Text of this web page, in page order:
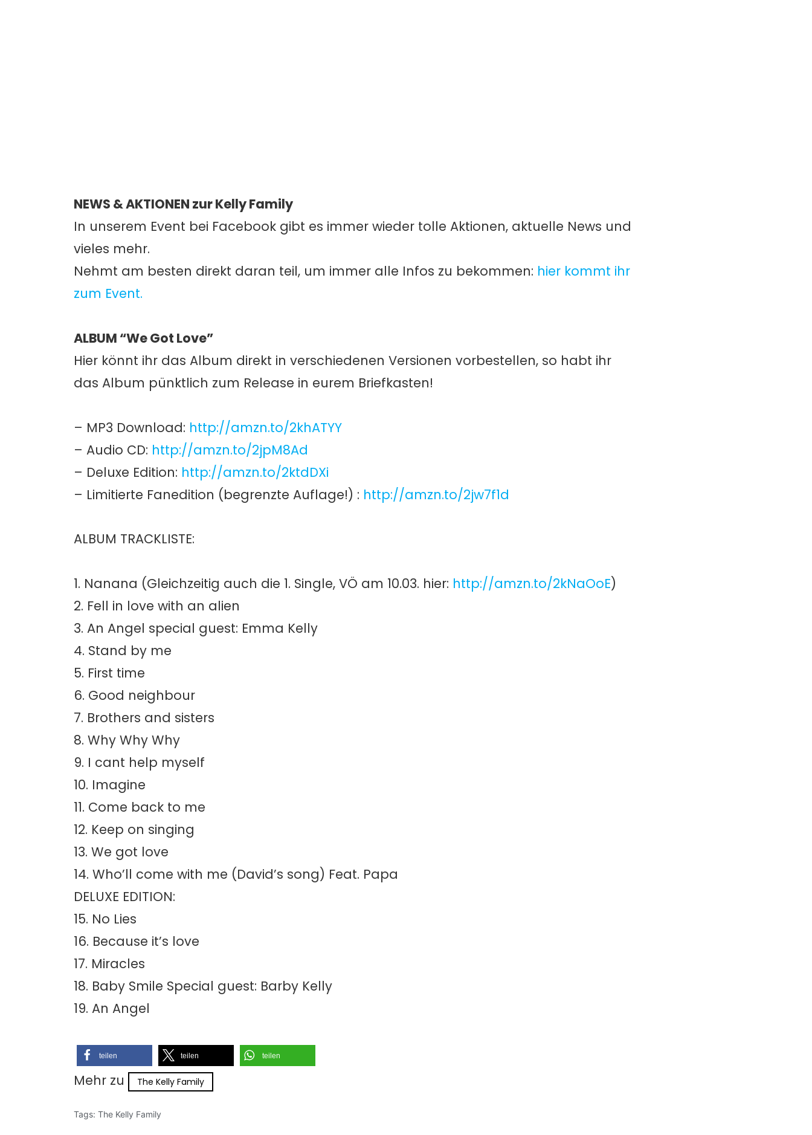
NEWS & AKTIONEN zur Kelly Family
In unserem Event bei Facebook gibt es immer wieder tolle Aktionen, aktuelle News und
vieles mehr.
Nehmt am besten direkt daran teil, um immer alle Infos zu bekommen: hier kommt ihr
zum Event.
ALBUM “We Got Love”
Hier könnt ihr das Album direkt in verschiedenen Versionen vorbestellen, so habt ihr
das Album pünktlich zum Release in eurem Briefkasten!
– MP3 Download: http://amzn.to/2khATYY
– Audio CD: http://amzn.to/2jpM8Ad
– Deluxe Edition: http://amzn.to/2ktdDXi
– Limitierte Fanedition (begrenzte Auflage!) : http://amzn.to/2jw7f1d
ALBUM TRACKLISTE:
1. Nanana (Gleichzeitig auch die 1. Single, VÖ am 10.03. hier: http://amzn.to/2kNaOoE)
2. Fell in love with an alien
3. An Angel special guest: Emma Kelly
4. Stand by me
5. First time
6. Good neighbour
7. Brothers and sisters
8. Why Why Why
9. I cant help myself
10. Imagine
11. Come back to me
12. Keep on singing
13. We got love
14. Who’ll come with me (David’s song) Feat. Papa
DELUXE EDITION:
15. No Lies
16. Because it’s love
17. Miracles
18. Baby Smile Special guest: Barby Kelly
19. An Angel
teilen teilen teilen
Mehr zu The Kelly Family
Tags: The Kelly Family